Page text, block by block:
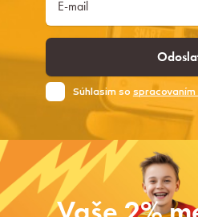
Súhlasim so spracovaním